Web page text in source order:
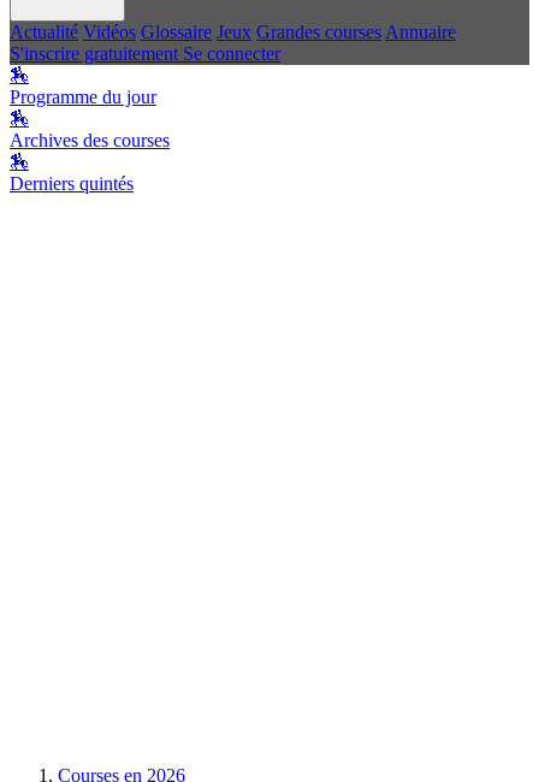
Actualité Vidéos Glossaire Jeux Grandes courses Annuaire
S'inscrire gratuitement Se connecter
🏇
Programme du jour
🏇
Archives des courses
🏇
Derniers quintés
Courses en 2026